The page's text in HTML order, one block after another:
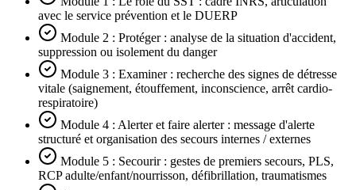
avec le service prévention et le DUERP
Module 2 : Protéger : analyse de la situation d'accident,
suppression ou isolement du danger
Module 3 : Examiner : recherche des signes de détresse
vitale (saignement, étouffement, inconscience, arrêt cardio-
respiratoire)
Module 4 : Alerter et faire alerter : message d'alerte
structuré et organisation des secours internes / externes
Module 5 : Secourir : gestes de premiers secours, PLS,
RCP adulte/enfant/nourrisson, défibrillation, traumatismes